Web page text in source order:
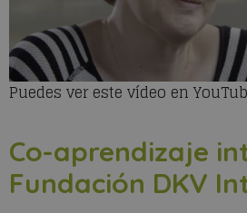
Puedes ver este vídeo en
Co-aprendizaje
Fundación DKV